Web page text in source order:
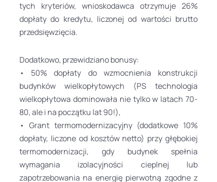
tych kryteriów, wnioskodawca otrzymuje 26%
dopłaty do kredytu, liczonej od wartości brutto
przedsięwzięcia.
Dodatkowo, przewidziano bonusy:
• 50% dopłaty do wzmocnienia konstrukcji
budynków wielkopłytowych (PS technologia
wielkopłytowa dominowała nie tylko w latach 70-
80, ale i na początku lat 90!),
• Grant termomodernizacyjny (dodatkowe 10%
dopłaty, liczone od kosztów netto) przy głębokiej
termomodernizacji, gdy budynek spełnia
wymagania izolacyjności cieplnej lub
zapotrzebowania na energię pierwotną zgodne z